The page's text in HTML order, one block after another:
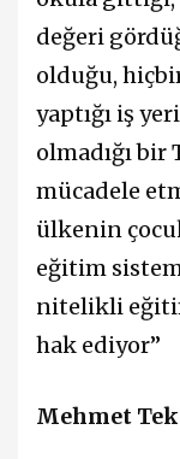
değeri
olduğu,
yaptığı iş
olmadığı
mücadele
ülkenin
eğitim
nitelikli
hak ediyor”
Mehmet